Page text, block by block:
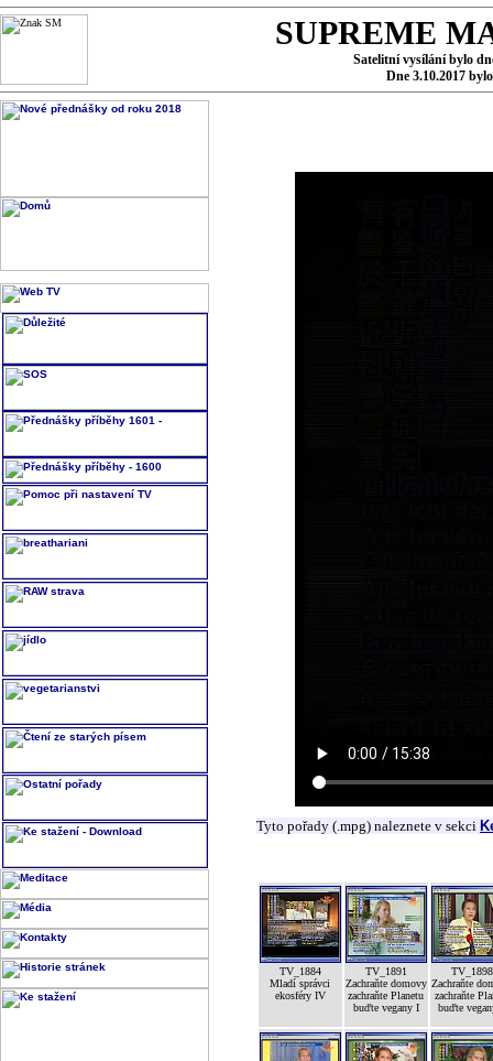
SUPREME
Satelitní vysílání bylo
Dne 3.10.2017
Tyto pořady (.mpg) naleznete v sekci
TV_1884
Mladí správci
ekosféry IV
TV_1891
Zachraňte domovy
zachraňte Planetu
buďte vegany I
TV_1898
Zachraňte
zachraňte
buďte